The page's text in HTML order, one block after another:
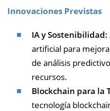
Innovaciones Previstas
IA y Sostenibilidad:
artificial para
de análisis
recursos.
Blockchain para la
tecnología